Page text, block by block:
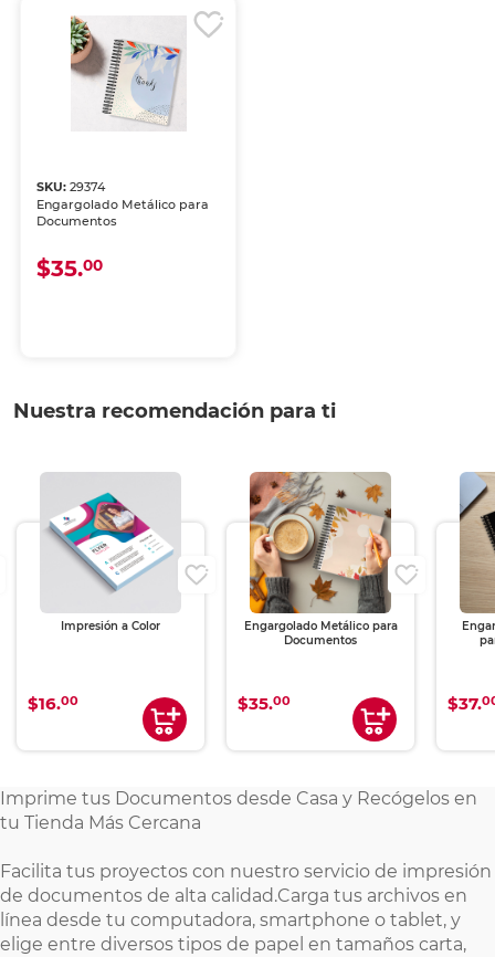
SKU:29374
Engargolado Metálico para
Documentos
$35.00
Nuestra recomendación para ti
Impresión a Color
$16.00
Engargolado Metálico para
Documentos
$35.00 $37.
Imprime tus Documentos desde Casa y Recógelos en
tu Tienda Más Cercana
Facilita tus proyectos con nuestro servicio de impresión
de documentos de alta calidad.Carga tus archivos en
línea desde tu computadora, smartphone o tablet, y
elige entre diversos tipos de papel en tamaños carta,